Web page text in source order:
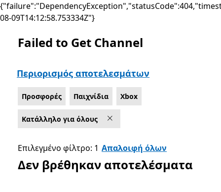
08-09T14:12:58.753334Z"}
Λίστα Microsoft.com
Failed to Get Channel
Περιορισμός αποτελεσμάτων
Προσφορές Παιχνίδια Xbox
Κατάλληλο για όλους
Επιλεγμένο φίλτρο: 1 Απαλοιφή όλων
Δεν βρέθηκαν αποτελέσματα